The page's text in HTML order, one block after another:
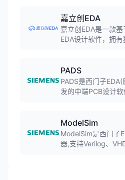
目，广泛应用于消费
电子等领域。
嘉立创EDA
嘉立创EDA是一款
EDA设计软件，拥
板设计等功能，全
万，助力硬件项目
PADS
PADS是西门子
发的中端PCB设计
流程化设计著称,在
ModelSim
ModelSim是西门子
器,支持Verilog、